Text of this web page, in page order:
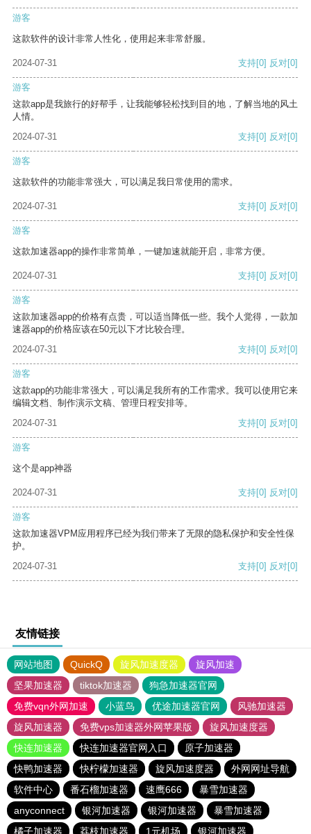
游客
这款软件的设计非常人性化，使用起来非常舒服。
2024-07-31 支持[0] 反对[0]
游客
这款app是我旅行的好帮手，让我能够轻松找到目的地，了解当地的风土
人情。
2024-07-31
支持[0] 反对[0]
游客
这款软件的功能非常强大，可以满足我日常使用的需求。
2024-07-31 支持[0] 反对[0]
游客
这款加速器app的操作非常简单，一键加速就能开启，非常方便。
2024-07-31 支持[0] 反对[0]
游客
这款加速器app的价格有点贵，可以适当降低一些。我个人觉得，一款加
速器app的价格应该在50元以下才比较合理。
2024-07-31
支持[0] 反对[0]
游客
这款app的功能非常强大，可以满足我所有的工作需求。我可以使用它来
编辑文档、制作演示文稿、管理日程安排等。
2024-07-31
支持[0] 反对[0]
游客
这个是app神器
2024-07-31 支持[0] 反对[0]
游客
这款加速器VPM应用程序已经为我们带来了无限的隐私保护和安全性保
护。
2024-07-31
支持[0] 反对[0]
友情链接
网站地图 QuickQ 旋风加速度器
旋风加速
坚果加速器
tiktok加速器
狗急加速器官网
免费vqn外网加速
小蓝鸟 优途加速器官网
风驰加速器
旋风加速器
免费vps加速器外网苹果版
旋风加速度器
快连加速器
快连加速器官网入口
原子加速器
快鸭加速器
快柠檬加速器 旋风加速度器
外网网址导航
软件中心
番石榴加速器 速鹰666
暴雪加速器
anyconnect
银河加速器 银河加速器
暴雪加速器
橘子加速器
荔枝加速器 1元机场 银河加速器